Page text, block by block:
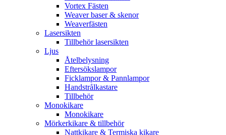
Vortex Fästen
Weaver baser & skenor
Weaverfästen
Lasersikten
Tillbehör lasersikten
Ljus
Åtelbelysning
Eftersökslampor
Ficklampor & Pannlampor
Handstrålkastare
Tillbehör
Monokikare
Monokikare
Mörkerkikare & tillbehör
Nattkikare & Termiska kikare